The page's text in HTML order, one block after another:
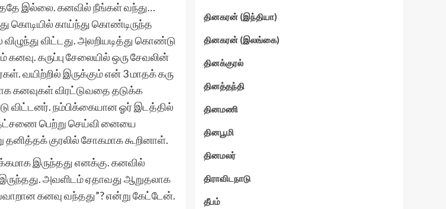
இல்லை. கனவில் நீங்கள் வந்து…
கொடியில் காய்ந்து கொண்டிருந்த
விட்டது. அலறியடித்து கொண்டு
கருப்பு சேலையில் ஒரு சேவலின்
வயிற்றில் இருக்கும் என் 3 மாதக் கரு
கனவுகள் விரட்டுவதை தடுக்க
விட்டனர். நம்பிக்கையான ஓர் இடத்தில்
தட்சணை பெற்று செய்வி னையை
குரலில் சோகமாக கூறினாள்.
இருந்தது எனக்கு. கனவில்
அவளிடம் ஏதாவது ஆறுதலாக
கனவு வந்தது”? என்று கேட்டேன்.
தினகரன் (இந்தியா)
தினகரன் (இலங்கை)
தினக்குரல்
தினத்தந்தி
தினமணி
தினபூமி
தினமலர்
திராவிடநாடு
தீபம்